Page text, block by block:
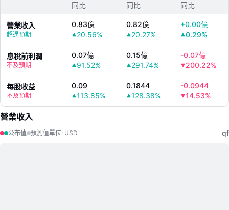
同比
同比
同比
營業收入
超過預期
0.83億
20.56%
0.82億
20.27%
+0.00億
0.29%
息稅前利潤
不及預期
0.07億
91.52%
0.15億
291.74%
-0.07億
200.22%
每股收益
不及預期
0.09
113.85%
0.1844
128.38%
-0.0944
14.53%
營業收入
公布值 預測值單位: USD qf